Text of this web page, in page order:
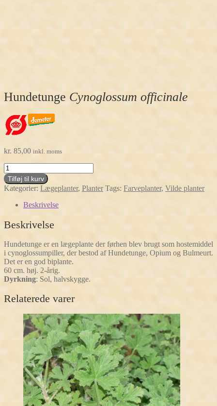
Hundetunge Cynoglossum officinale
kr. 85,00 inkl. moms
Hundetunge
Cynoglossum
officinale
antal
Tilføj til kurv
Kategorier: Lægeplanter, Planter Tags: Farveplanter, Vilde planter
Beskrivelse
Beskrivelse
Hundetunge er en lægeplante der førhen blev brugt som hostemiddel
i cynoglossumpiller, der bestod af Hundetunge, Opium og Bulmeurt.
Det er en god biplante.
60 cm. høj. 2-årig.
Dyrkning: Sol, halvskygge.
Relaterede varer